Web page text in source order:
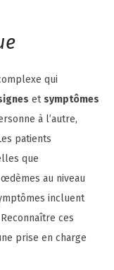
qui
et symptômes
à l’autre,
patients
que
au niveau
incluent
ces
prise en charge